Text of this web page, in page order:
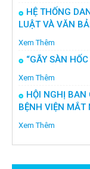
HỆ THỐNG
LUẬT VÀ VĂN
Xem Thêm
“GÃY SÀN
Xem Thêm
HỘI NGHỊ BAN
BỆNH VIỆN MẮT
Xem Thêm